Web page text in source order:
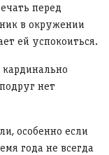
перед
в окружении
ей успокоиться.
нет
особенно если
года не всегда